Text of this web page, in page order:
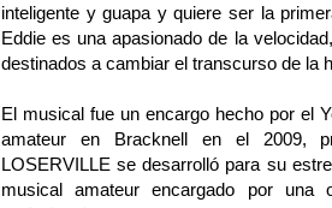
inteligente y guapa y quiere ser la
Eddie es una apasionado de la
destinados a cambiar el transcurso de la
El musical fue un encargo hecho por el
amateur en Bracknell en el 2009,
LOSERVILLE se desarrolló para su
musical amateur encargado por una